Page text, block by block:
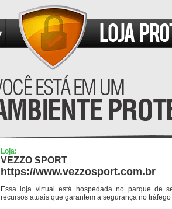
Loja:
VEZZO SPORT
https://www.vezzosport.com.br
Essa loja virtual está hospedada no parque de
recursos atuais que garantem a segurança no